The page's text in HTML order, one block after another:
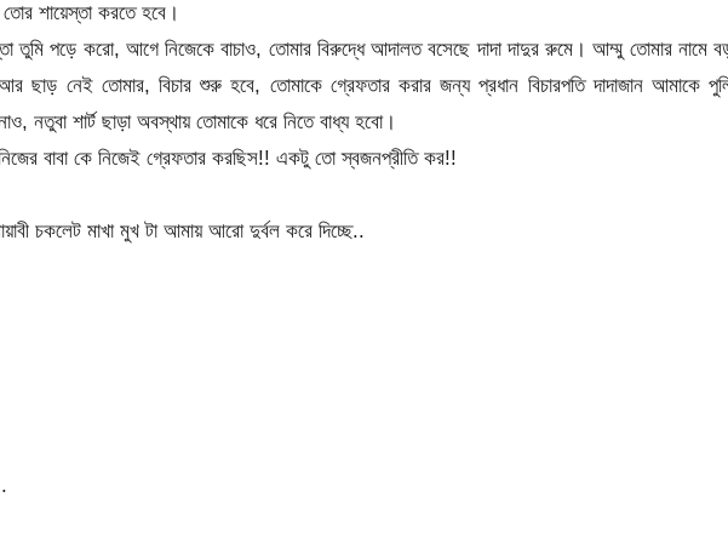
শায়েস্তা করতে হবে।
তুমি পড়ে করো, আগে নিজেকে বাচাও, তোমার বিরুদ্ধে আদালত বসেছে দাদা দাদুর রুমে। আম্মু তোমার নামে
নেই তোমার, বিচার শুরু হবে, তোমাকে গ্রেফতার করার জন্য প্রধান বিচারপতি দাদাজান আমাকে
নতুবা শার্ট ছাড়া অবস্থায় তোমাকে ধরে নিতে বাধ্য হবো।
বাবা কে নিজেই গ্রেফতার করছিস!! একটু তো স্বজনপ্রীতি কর!!
চকলেট মাখা মুখ টা আমায় আরো দুর্বল করে দিচ্ছে..